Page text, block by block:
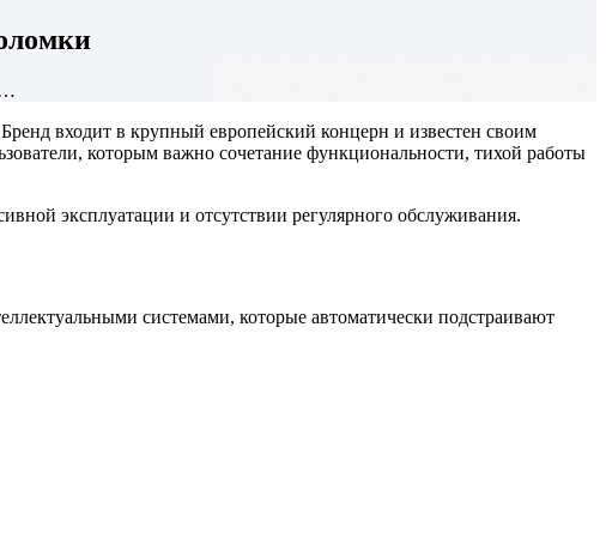
входит в крупный европейский концерн и известен своим
которым важно сочетание функциональности, тихой работы
эксплуатации и отсутствии регулярного обслуживания.
системами, которые автоматически подстраивают